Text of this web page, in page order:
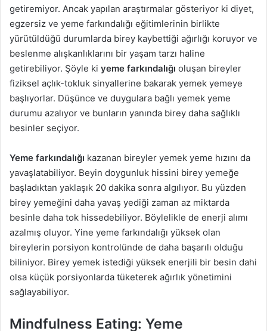
getiremiyor. Ancak yapılan araştırmalar gösteriyor ki diyet,
egzersiz ve yeme farkındalığı eğitimlerinin birlikte
yürütüldüğü durumlarda birey kaybettiği ağırlığı koruyor ve
beslenme alışkanlıklarını bir yaşam tarzı haline
getirebiliyor. Şöyle ki yeme farkındalığı oluşan bireyler
fiziksel açlık-tokluk sinyallerine bakarak yemek yemeye
başlıyorlar. Düşünce ve duygulara bağlı yemek yeme
durumu azalıyor ve bunların yanında birey daha sağlıklı
besinler seçiyor.
Yeme farkındalığı kazanan bireyler yemek yeme hızını da
yavaşlatabiliyor. Beyin doygunluk hissini birey yemeğe
başladıktan yaklaşık 20 dakika sonra algılıyor. Bu yüzden
birey yemeğini daha yavaş yediği zaman az miktarda
besinle daha tok hissedebiliyor. Böylelikle de enerji alımı
azalmış oluyor. Yine yeme farkındalığı yüksek olan
bireylerin porsiyon kontrolünde de daha başarılı olduğu
biliniyor. Birey yemek istediği yüksek enerjili bir besin dahi
olsa küçük porsiyonlarda tüketerek ağırlık yönetimini
sağlayabiliyor.
Mindfulness Eating: Yeme